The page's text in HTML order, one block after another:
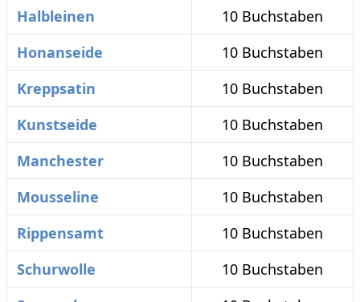
Halbleinen
10 Buchstaben
Honanseide
10 Buchstaben
Kreppsatin
10 Buchstaben
Kunstseide
10 Buchstaben
Manchester
10 Buchstaben
Mousseline
10 Buchstaben
Rippensamt
10 Buchstaben
Schurwolle
10 Buchstaben